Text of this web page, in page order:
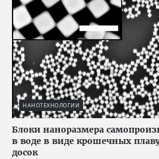
НАНОТЕХНОЛОГИИ
Блоки наноразмера
в воде в виде крошечных
досок